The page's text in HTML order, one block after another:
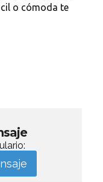
o cómoda te